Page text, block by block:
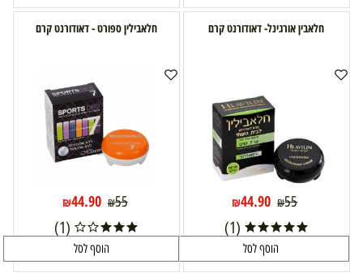
חלאבין אורגינל- דאודורנט קרם
₪55
₪44.90
(1)
הוסף לסל
חלאבילין ספורט - דאודורנט קרם
₪55
₪44.90
(1)
הוסף לסל